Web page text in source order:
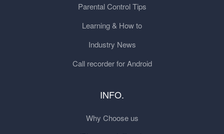
Parental Control Tips
Learning & How to
Industry News
Call recorder for Android
INFO.
Why Choose us